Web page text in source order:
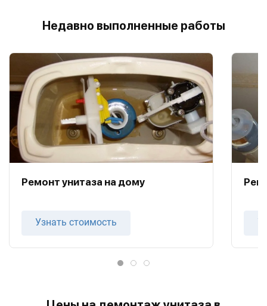
Недавно выполненные работы
Ремонт унитаза на дому
Узнать стоимость